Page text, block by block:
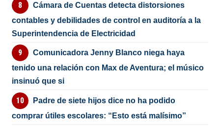
Cámara de Cuentas detecta distorsiones
contables y debilidades de control en auditoría a la
Superintendencia de Electricidad
Comunicadora Jenny Blanco niega haya
tenido una relación con Max de Aventura; el músico
insinuó que si
Padre de siete hijos dice no ha podido
comprar útiles escolares: “Esto está malísimo”